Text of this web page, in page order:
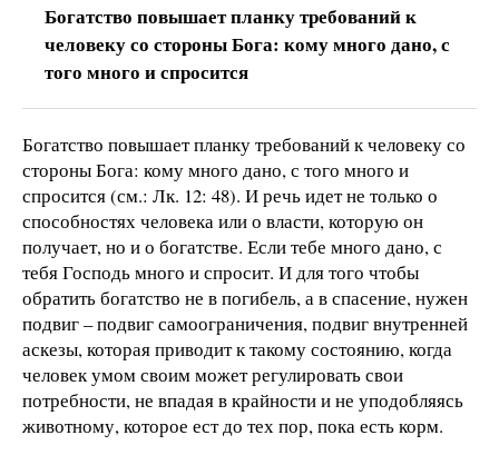
Богатство повышает планку требований к
человеку со стороны Бога: кому много дано, с
того много и спросится
Богатство повышает планку требований к человеку со
стороны Бога: кому много дано, с того много и
спросится (см.: Лк. 12: 48). И речь идет не только о
способностях человека или о власти, которую он
получает, но и о богатстве. Если тебе много дано, с
тебя Господь много и спросит. И для того чтобы
обратить богатство не в погибель, а в спасение, нужен
подвиг – подвиг самоограничения, подвиг внутренней
аскезы, которая приводит к такому состоянию, когда
человек умом своим может регулировать свои
потребности, не впадая в крайности и не уподобляясь
животному, которое ест до тех пор, пока есть корм.